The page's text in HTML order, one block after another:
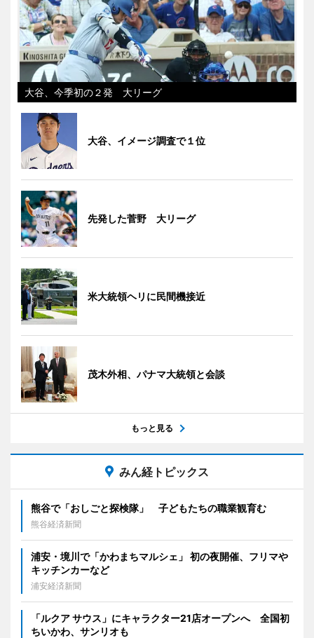
大谷、今季初の２発 大リーグ
大谷、イメージ調査で１位
先発した菅野 大リーグ
米大統領ヘリに民間機接近
茂木外相、パナマ大統領と会談
もっと見る
みん経トピックス
熊谷で「おしごと探検隊」 子どもたちの職業観育む
熊谷経済新聞
浦安・境川で「かわまちマルシェ」 初の夜開催、フリマや
キッチンカーなど
浦安経済新聞
「ルクア サウス」にキャラクター21店オープンへ 全国初
ちいかわ、サンリオも